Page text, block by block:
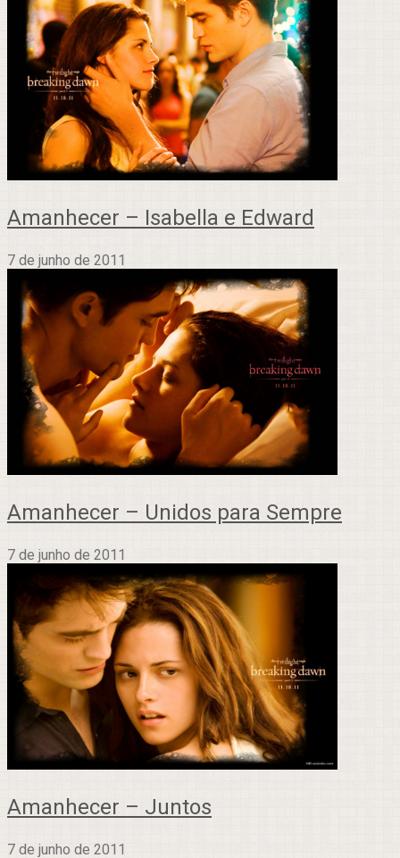
Amanhecer – Isabella e Edward
7 de junho de 2011
Amanhecer – Unidos para Sempre
7 de junho de 2011
Amanhecer – Juntos
7 de junho de 2011